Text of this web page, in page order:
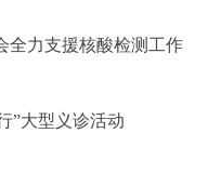
力支援核酸检测工作
”大型义诊活动